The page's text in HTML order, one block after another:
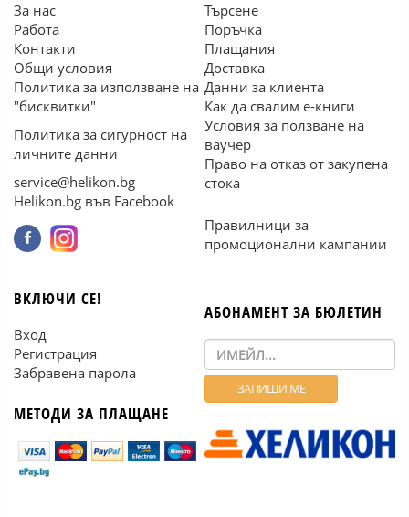
За нас
Работа
Контакти
Общи условия
Политика за използване на
"бисквитки"
Политика за сигурност на
личните данни
service@helikon.bg
Helikon.bg във Facebook
Търсене
Поръчка
Плащания
Доставка
Данни за клиента
Как да свалим е-книги
Условия за ползване на
ваучер
Право на отказ от закупена
стока
Правилници за
промоционални кампании
ВКЛЮЧИ СЕ!
Вход
Регистрация
Забравена парола
МЕТОДИ ЗА ПЛАЩАНЕ
АБОНАМЕНТ ЗА БЮЛЕТИН